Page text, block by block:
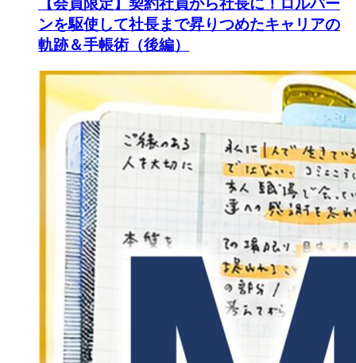
【会員限定】契約社員から社長に！ロルバー
ンを駆使して社長まで昇りつめたキャリアの
軌跡＆手帳術（後編）